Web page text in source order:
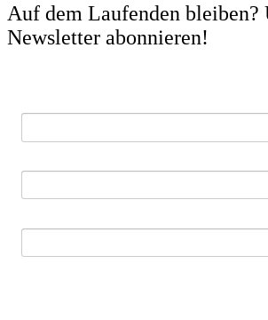
Auf dem Laufenden bleiben?
Newsletter abonnieren!